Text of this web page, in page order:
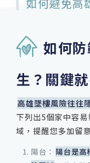
如何
生？關鍵
高雄墜樓風險往往
下列出5個家中容
域，提醒您多加留
陽台： 陽台是高